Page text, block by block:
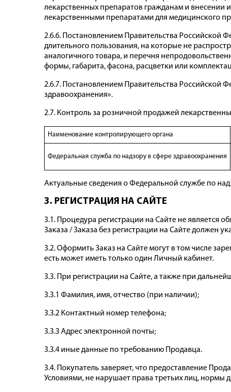
лекарственных препаратов гражданам и внесении
лекарственными препаратами для медицинского
2.6.6. Постановлением Правительства Российской
длительного пользования, на которые не
аналогичного товара, и перечня
формы, габарита, фасона, расцветки или
2.6.7. Постановлением Правительства Российской
здравоохранения».
2.7. Контроль за розничной продажей
Федеральная служба по надзору в сфере здравоохранения
Наименование контролирующего органа
Актуальные сведения о Федеральной службе по
3. РЕГИСТРАЦИЯ НА CАЙТЕ
3.1. Процедура регистрации на Сайте не является
Заказа / Заказа без регистрации на Сайте должен
3.2. Оформить Заказ на Сайте могут в том числе
есть может иметь только один Личный кабинет.
3.3. При регистрации на Сайте, а также при
3.3.1 Фамилия, имя, отчество (при наличии);
3.3.2 Контактный номер телефона;
3.3.3 Адрес электронной почты;
3.3.4 иные данные по требованию Продавца.
3.4. Покупатель заверяет, что предоставление
Условиями, не нарушает права третьих лиц, нормы